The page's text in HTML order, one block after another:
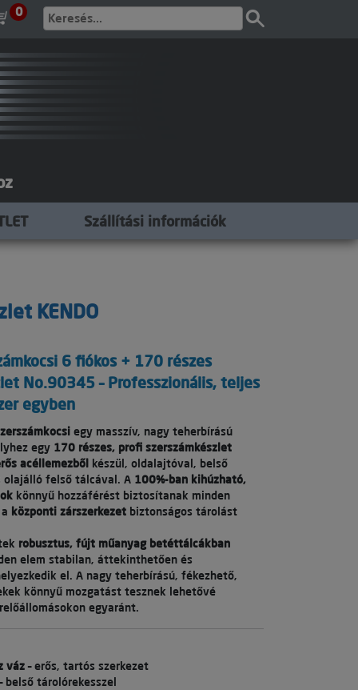
0
Szállítási információk
KENDO
6 fiókos + 170 részes
No.90345 – Professzionális, teljes
egyben
egy masszív, nagy teherbírású
egy 170 részes, profi szerszámkészlet
acéllemezből készül, oldalajtóval, belső
olajálló felső tálcával. A 100%-ban kihúzható,
könnyű hozzáférést biztosítanak minden
központi zárszerkezet biztonságos tárolást
robusztus, fújt műanyag betéttálcákban
elem stabilan, áttekinthetően és
el. A nagy teherbírású, fékezhető,
könnyű mozgatást tesznek lehetővé
egyaránt.
váz – erős, tartós szerkezet
– belső tárolórekesszel